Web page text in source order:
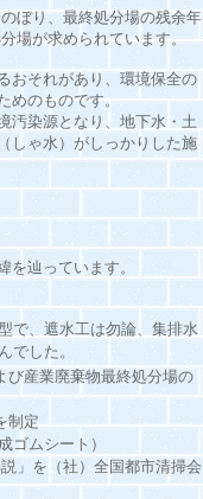
ぼり、最終処分場の残余年
場が求められています。
おそれがあり、環境保全の
めのものです。
汚染源となり、地下水・土
しゃ水）がしっかりした施
辿っています。
で、遮水工は勿論、集排水
でした。
産業廃棄物最終処分場の
制定
ゴムシート）
」を（社）全国都市清掃会